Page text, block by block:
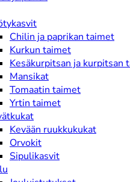
Chilin ja paprikan taimet
Kurkun taimet
Kesäkurpitsan ja kurpitsan
Mansikat
Tomaatin taimet
Yrtin taimet
Kevään ruukkukukat
Orvokit
Sipulikasvit